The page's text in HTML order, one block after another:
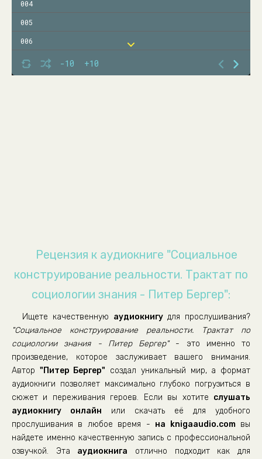
-10 +10
004
005
006
007
008
021
022
023
024
025
026
027
028
Рецензия к аудиокниге "Социальное
конструирование реальности. Трактат по
социологии знания - Питер Бергер":
Ищете качественную аудиокнигудля прослушивания?
"Социальное конструирование реальности. Трактат по
социологии знания - Питер Бергер"- это именно то
произведение, которое заслуживает вашего внимания.
Автор "Питер Бергер" создал уникальный мир, а формат
аудиокниги позволяет максимально глубоко погрузиться в
сюжет и переживания героев. Если вы хотите слушать
аудиокнигу онлайн или скачать её для удобного
прослушивания в любое время - на knigaaudio.comвы
найдете именно качественную запись с профессиональной
озвучкой. Эта аудиокнига отлично подходит как для